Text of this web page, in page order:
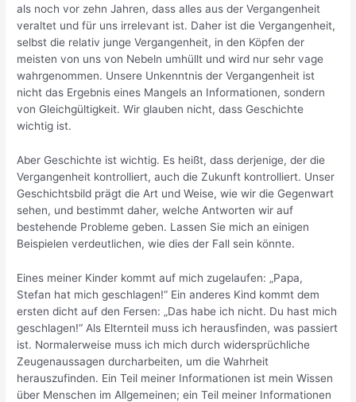
als noch vor zehn Jahren, dass alles aus der Vergangenheit
veraltet und für uns irrelevant ist. Daher ist die Vergangenheit,
selbst die relativ junge Vergangenheit, in den Köpfen der
meisten von uns von Nebeln umhüllt und wird nur sehr vage
wahrgenommen. Unsere Unkenntnis der Vergangenheit ist
nicht das Ergebnis eines Mangels an Informationen, sondern
von Gleichgültigkeit. Wir glauben nicht, dass Geschichte
wichtig ist.
Aber Geschichte ist wichtig. Es heißt, dass derjenige, der die
Vergangenheit kontrolliert, auch die Zukunft kontrolliert. Unser
Geschichtsbild prägt die Art und Weise, wie wir die Gegenwart
sehen, und bestimmt daher, welche Antworten wir auf
bestehende Probleme geben. Lassen Sie mich an einigen
Beispielen verdeutlichen, wie dies der Fall sein könnte.
Eines meiner Kinder kommt auf mich zugelaufen: „Papa,
Stefan hat mich geschlagen!“ Ein anderes Kind kommt dem
ersten dicht auf den Fersen: „Das habe ich nicht. Du hast mich
geschlagen!“ Als Elternteil muss ich herausfinden, was passiert
ist. Normalerweise muss ich mich durch widersprüchliche
Zeugenaussagen durcharbeiten, um die Wahrheit
herauszufinden. Ein Teil meiner Informationen ist mein Wissen
über Menschen im Allgemeinen; ein Teil meiner Informationen